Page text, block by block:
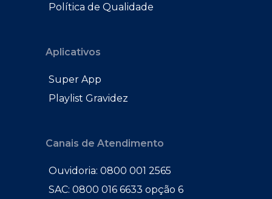
Política de Qualidade
Aplicativos
Super App
Playlist Gravidez
Canais de Atendimento
Ouvidoria: 0800 001 2565
SAC: 0800 016 6633 opção 6